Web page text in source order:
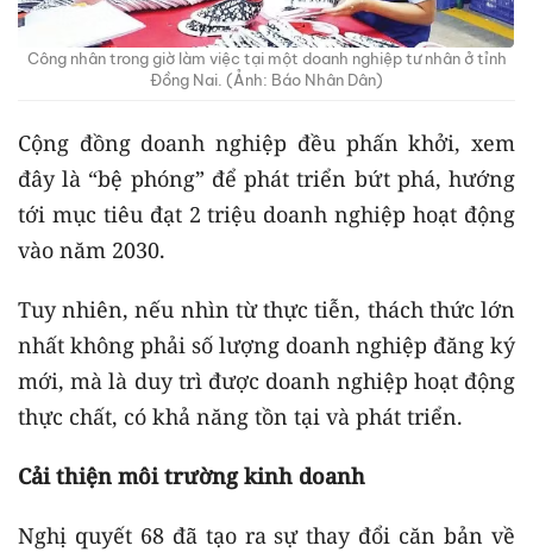
Công nhân trong giờ làm việc tại một doanh nghiệp tư nhân ở tỉnh
Đồng Nai. (Ảnh: Báo Nhân Dân)
Cộng đồng doanh nghiệp đều phấn khởi, xem
đây là “bệ phóng” để phát triển bứt phá, hướng
tới mục tiêu đạt 2 triệu doanh nghiệp hoạt động
vào năm 2030.
Tuy nhiên, nếu nhìn từ thực tiễn, thách thức lớn
nhất không phải số lượng doanh nghiệp đăng ký
mới, mà là duy trì được doanh nghiệp hoạt động
thực chất, có khả năng tồn tại và phát triển.
Cải thiện môi trường kinh doanh
Nghị quyết 68 đã tạo ra sự thay đổi căn bản về